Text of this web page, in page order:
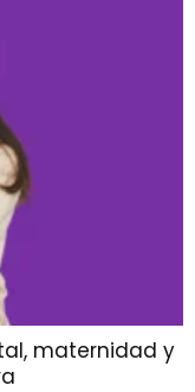
maternidad y